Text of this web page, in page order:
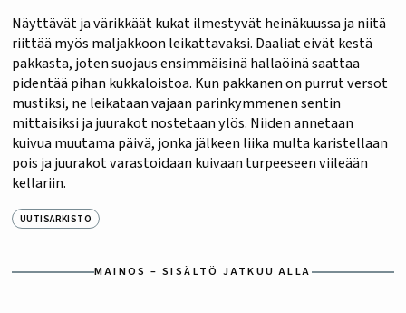
Näyttävät ja värikkäät kukat ilmestyvät heinäkuussa ja niitä
riittää myös maljakkoon leikattavaksi. Daaliat eivät kestä
pakkasta, joten suojaus ensimmäisinä hallaöinä saattaa
pidentää pihan kukkaloistoa. Kun pakkanen on purrut versot
mustiksi, ne leikataan vajaan parinkymmenen sentin
mittaisiksi ja juurakot nostetaan ylös. Niiden annetaan
kuivua muutama päivä, jonka jälkeen liika multa karistellaan
pois ja juurakot varastoidaan kuivaan turpeeseen viileään
kellariin.
UUTISARKISTO
MAINOS – SISÄLTÖ JATKUU ALLA